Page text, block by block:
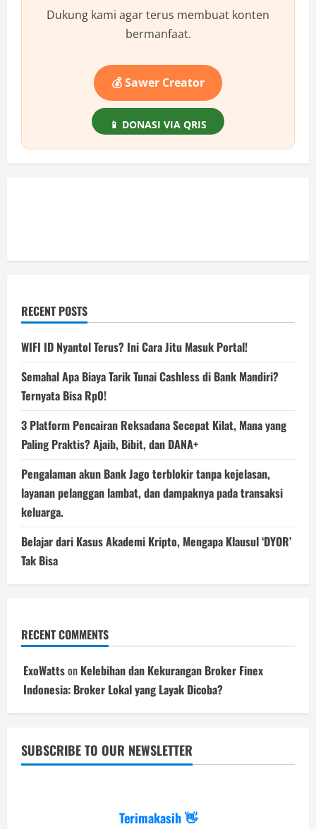
Dukung kami agar terus membuat konten
bermanfaat.
💰 Sawer Creator
📱 DONASI VIA QRIS
RECENT POSTS
WIFI ID Nyantol Terus? Ini Cara Jitu Masuk Portal!
Semahal Apa Biaya Tarik Tunai Cashless di Bank Mandiri?
Ternyata Bisa Rp0!
3 Platform Pencairan Reksadana Secepat Kilat, Mana yang
Paling Praktis? Ajaib, Bibit, dan DANA+
Pengalaman akun Bank Jago terblokir tanpa kejelasan,
layanan pelanggan lambat, dan dampaknya pada transaksi
keluarga.
Belajar dari Kasus Akademi Kripto, Mengapa Klausul ‘DYOR’
Tak Bisa
RECENT COMMENTS
ExoWattson Kelebihan dan Kekurangan Broker Finex
Indonesia: Broker Lokal yang Layak Dicoba?
SUBSCRIBE TO OUR NEWSLETTER
Terimakasih 👋